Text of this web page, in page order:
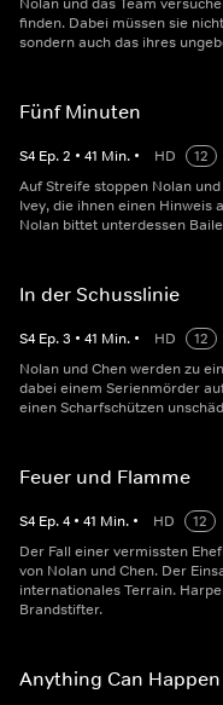
finden. Dabei müssen sie
sondern auch das ihres
Fünf Minuten
S4 Ep.2 • 41 Min. • HD
12
Auf Streife stoppen Nolan
Ivey, die ihnen einen Hinweis
Nolan bittet unterdessen
In der Schusslinie
S4 Ep.3 • 41 Min. • HD
12
Nolan und Chen werden zu
dabei einem Serienmörder
einen Scharfschützen
Feuer und Flamme
S4 Ep.4 • 41 Min. • HD
12
Der Fall einer vermissten
von Nolan und Chen. Der
internationales Terrain.
Brandstifter.
Anything Can Happen